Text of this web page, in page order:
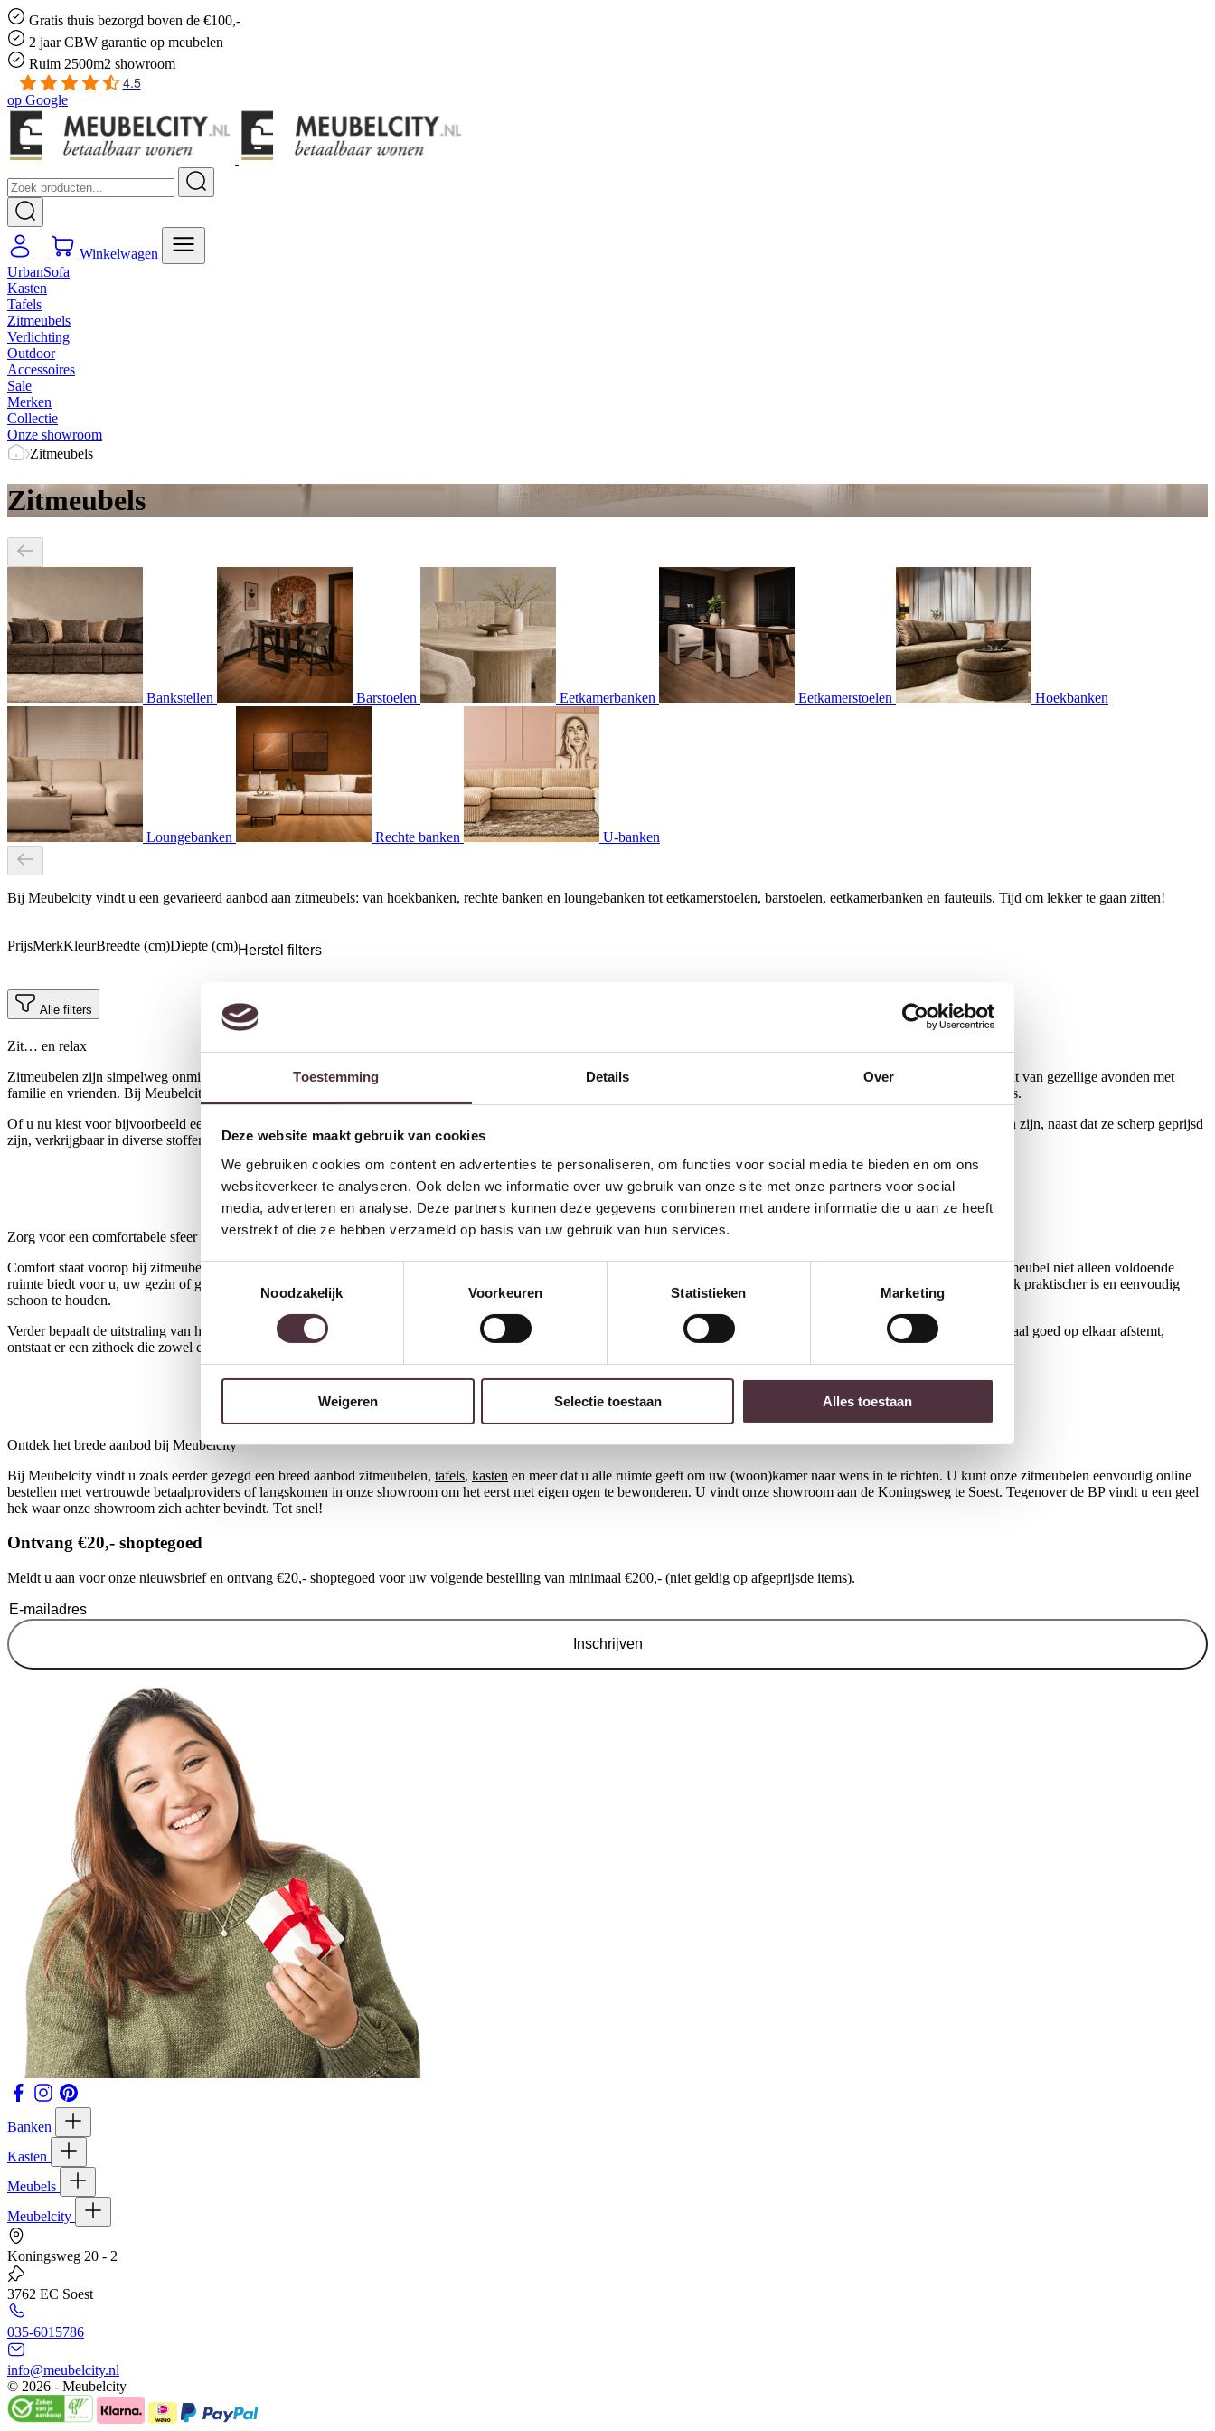
Toestemming Details Over
Deze website maakt gebruik van cookies
We gebruiken cookies om content en advertenties te personaliseren, om functies voor social media te bieden en om ons
websiteverkeer te analyseren. Ook delen we informatie over uw gebruik van onze site met onze partners voor social
media, adverteren en analyse. Deze partners kunnen deze gegevens combineren met andere informatie die u aan ze heeft
verstrekt of die ze hebben verzameld op basis van uw gebruik van hun services.
Toestemmingsselectie
Noodzakelijk
Voorkeuren Statistieken Marketing
Weigeren Selectie toestaan Alles toestaan
Gratis thuis bezorgd boven de €100,-
2 jaar CBW garantie op meubelen
Ruim 2500m2 showroom
4.5
op Google
Winkelwagen
UrbanSofa
Kasten
Tafels
Zitmeubels
Verlichting
Outdoor
Accessoires
Sale
Merken
Collectie
Onze showroom
Zitmeubels
Zitmeubels
Bankstellen Barstoelen Eetkamerbanken Eetkamerstoelen Hoekbanken
Loungebanken Rechte banken U-banken
Bij Meubelcity vindt u een gevarieerd aanbod aan zitmeubels: van hoekbanken, rechte banken en loungebanken tot eetkamerstoelen, barstoelen, eetkamerbanken en fauteuils. Tijd om lekker te gaan zitten!
PrijsMerkKleurBreedte (cm)Diepte (cm)Herstel filters
Alle filters
Zit… en relax
Zitmeubelen zijn simpelweg onmisbaar in uw interieur. Ze vormen niet alleen de plek waar u ontspant na een lange dag (of dit nou zittend of liggend is), maar ook het middelpunt van gezellige avonden met
familie en vrienden. Bij Meubelcity vindt u een brede collectie
en andere zitmeubelen die comfort combineren met stijl. The feels and the looks.
Of u nu kiest voor bijvoorbeeld een royale
, bij Meubelcity bent u verzekerd van scherpe prijzen. Al onze zitmeubelen zijn, naast dat ze scherp geprijsd
zijn, verkrijgbaar in diverse stoffen, kleuren en materialen, zodat u ze moeiteloos kunt laten aansluiten bij uw bestaande interieur. Win – win!
Zorg voor een comfortabele sfeer in uw woning
Comfort staat voorop bij zitmeubelen: een bank of stoel moet prettig zitten, met de juiste verhoudingen in zitdiepte en rugleuning. Daarnaast is de afmeting belangrijk, zodat het meubel niet alleen voldoende
ruimte biedt voor u, uw gezin of gasten, maar ook in de kamer past met de rest van uw interieur. Het materiaal speelt eveneens een rol. Stof geeft warmte en sfeer, terwijl leer vaak praktischer is en eenvoudig
schoon te houden.
Verder bepaalt de uitstraling van het zitmeubel voor een groot deel de sfeer van de woonkamer: strak en modern, landelijk en gezellig of klassiek en tijdloos. Wanneer u dit allemaal goed op elkaar afstemt,
ontstaat er een zithoek die zowel comfortabel als stijlvol is. Hulp daarbij nodig?
Kom gerust langs voor advies.
Ontdek het brede aanbod bij Meubelcity
Bij Meubelcity vindt u zoals eerder gezegd een breed aanbod zitmeubelen, tafels, kasten en meer dat u alle ruimte geeft om uw (woon)kamer naar wens in te richten. U kunt onze zitmeubelen eenvoudig online
bestellen met vertrouwde betaalproviders of langskomen in onze showroom om het eerst met eigen ogen te bewonderen. U vindt onze showroom aan de Koningsweg te Soest. Tegenover de BP vindt u een geel
hek waar onze showroom zich achter bevindt. Tot snel!
Ontvang €20,- shoptegoed
Meldt u aan voor onze nieuwsbrief en ontvang €20,- shoptegoed voor uw volgende bestelling van minimaal €200,- (niet geldig op afgeprijsde items).
Inschrijven
Banken
Kasten
Meubels
Meubelcity
Koningsweg 20 - 2
3762 EC Soest
035-6015786
info@meubelcity.nl
© 2026 - Meubelcity